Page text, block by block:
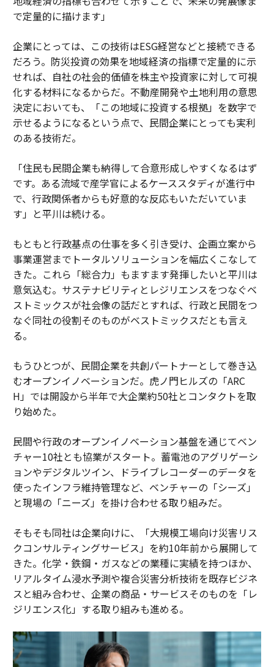
で定量的に描けます」
企業にとっては、この技術はESG経営などと接続できる
だろう。防災投資の効果を地域経済の指標で定量的に示
せれば、自社の社会的価値を株主や投資家に対して可視
化する材料になるからだ。不動産開発や土地利用の意思
決定においても、「この地域に投資する根拠」を数字で
示せるようになるという点で、民間企業にとっても実利
のある技術だ。
「住民も民間企業も納得して合意形成しやすくなるはず
です。ある流域で産学官によるケーススタディが進行中
で、行政関係者からも好意的な反応もいただいていま
す」と平川は続ける。
もともと行政基点の仕事を多く引き受け、企画立案から
事業運営までトータルソリューションを幅広くこなして
きた。これら「総合力」もますます発揮したいと平川は
意気込む。サステナビリティとレジリエンスをつなぐベ
ストミックスが社会像の話だとすれば、行政と民間をつ
なぐ同社の役割そのものがベストミックスだとも言え
る。
もうひとつが、民間企業を共創パートナーとして巻き込
むオープンイノベーションだ。虎ノ門ヒルズの「ARC
H」では開設から半年で大企業約50社とコンタクトを取
り始めた。
民間や行政のオープンイノベーション基盤を通じてベン
チャー10社とも協業がスタート。蓄電池のアグリゲーシ
ョンやデジタルツイン、ドライブレコーダーのデータを
使ったインフラ維持管理など、ベンチャーの「シーズ」
と現場の「ニーズ」を掛け合わせる取り組みだ。
そもそも同社は企業向けに、「大規模工場向け災害リス
クコンサルティングサービス」を約10年前から展開して
きた。化学・鉄鋼・ガスなどの業種に実績を持つほか、
リアルタイム浸水予測や複合災害分析技術を既存ビジネ
スと組み合わせ、企業の商品・サービスそのものを「レ
ジリエンス化」する取り組みも進める。